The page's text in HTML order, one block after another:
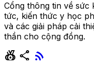
Cổng thông tin về sức
tức, kiến thức y học
và các giải pháp cải
thần cho cộng đồng.
social_leaderboard share rss_feed